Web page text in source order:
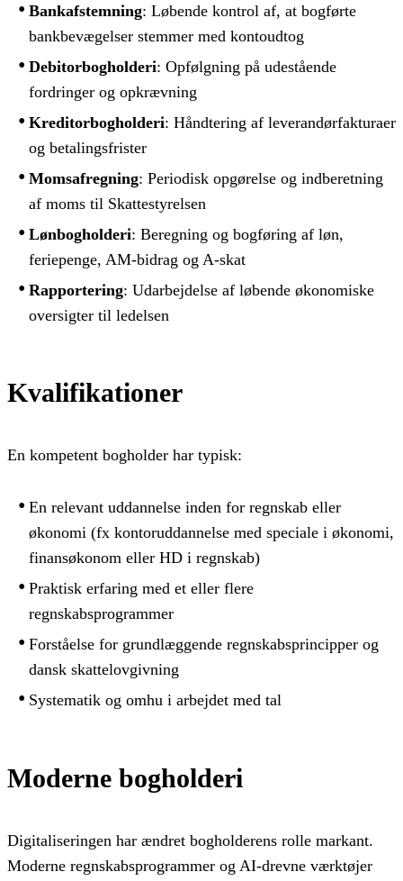
Bankafstemning: Løbende kontrol af, at bogførte
bankbevægelser stemmer med kontoudtog
Debitorbogholderi: Opfølgning på udestående
fordringer og opkrævning
Kreditorbogholderi: Håndtering af leverandørfakturaer
og betalingsfrister
Momsafregning: Periodisk opgørelse og indberetning
af moms til Skattestyrelsen
Lønbogholderi: Beregning og bogføring af løn,
feriepenge, AM-bidrag og A-skat
Rapportering: Udarbejdelse af løbende økonomiske
oversigter til ledelsen
Kvalifikationer
En kompetent bogholder har typisk:
En relevant uddannelse inden for regnskab eller
økonomi (fx kontoruddannelse med speciale i økonomi,
finansøkonom eller HD i regnskab)
Praktisk erfaring med et eller flere
regnskabsprogrammer
Forståelse for grundlæggende regnskabsprincipper og
dansk skattelovgivning
Systematik og omhu i arbejdet med tal
Moderne bogholderi
Digitaliseringen har ændret bogholderens rolle markant.
Moderne regnskabsprogrammer og AI-drevne værktøjer